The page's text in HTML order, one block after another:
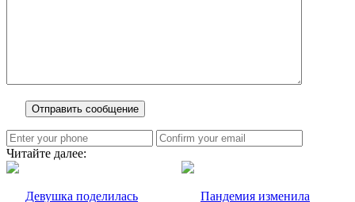
Читайте далее:
Девушка поделилась
Пандемия изменила